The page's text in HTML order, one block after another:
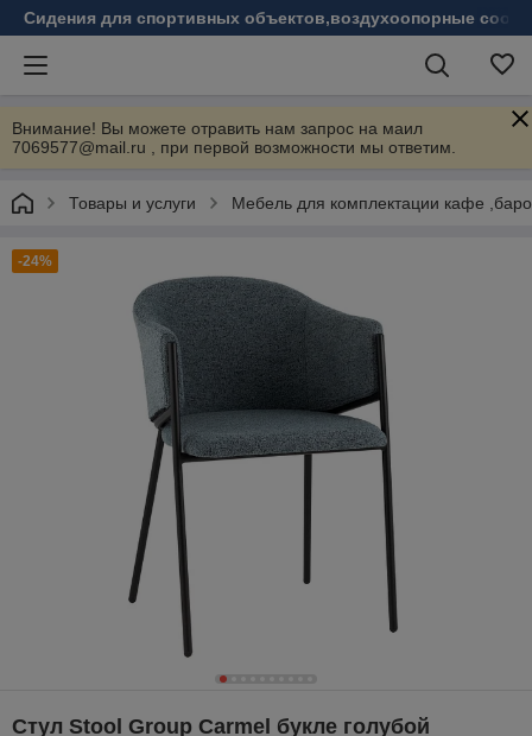
Сидения для спортивных объектов,воздухоопорные
Внимание! Вы можете отравить нам запрос на маил
7069577@mail.ru , при первой возможности мы ответим.
Товары и услуги Мебель для комплектации кафе
-24%
Стул Stool Group Carmel букле голубой